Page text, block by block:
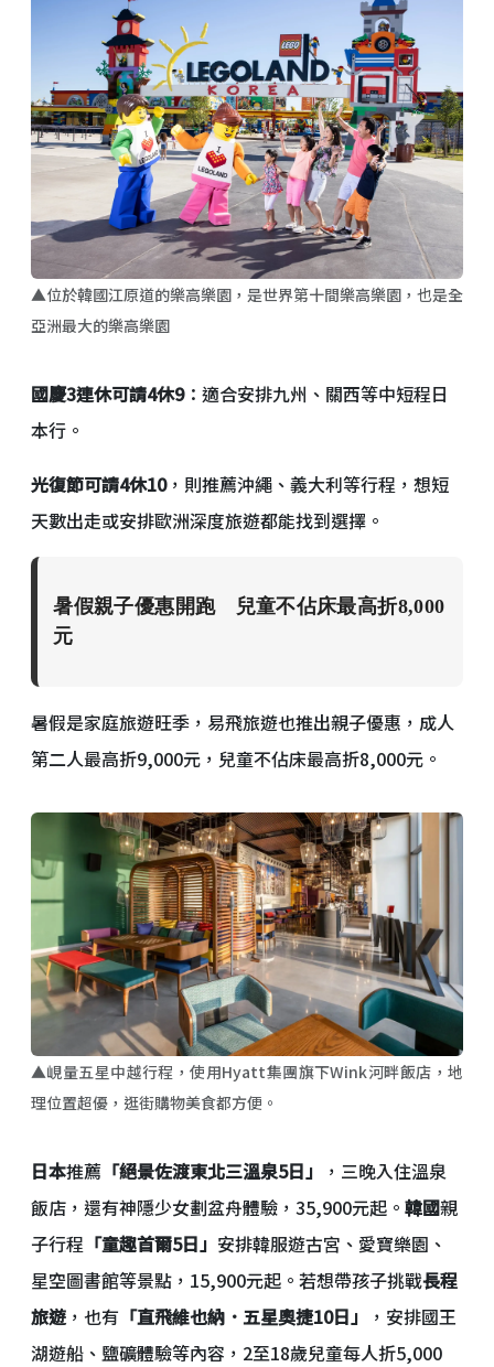
▲位於韓國江原道的樂高樂園，是世界第十間樂高樂園，也是全
亞洲最大的樂高樂園
國慶3連休可請4休9：適合安排九州、關西等中短程日
本行。
光復節可請4休10，則推薦沖繩、義大利等行程，想短
天數出走或安排歐洲深度旅遊都能找到選擇。
暑假親子優惠開跑 兒童不佔床最高折8,000
元
暑假是家庭旅遊旺季，易飛旅遊也推出親子優惠，成人
第二人最高折9,000元，兒童不佔床最高折8,000元。
▲峴量五星中越行程，使用Hyatt集團旗下Wink河畔飯店，地
理位置超優，逛街購物美食都方便。
日本推薦 「絕景佐渡東北三溫泉5日」
，三晚入住溫泉
飯店，還有神隱少女劃盆舟體驗，35,900元起。 韓國親
子行程 「童趣首爾5日」 安排韓服遊古宮、愛寶樂園、
星空圖書館等景點，15,900元起。若想帶孩子挑戰長程
旅遊 ，也有 「直飛維也納．五星奧捷10日」
，安排國王
湖遊船、鹽礦體驗等內容，2至18歲兒童每人折5,000